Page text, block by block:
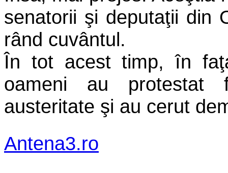
senatorii şi deputaţii din
rând cuvântul.
În tot acest timp, în
oameni au protestat
austeritate şi au cerut
Antena3.ro